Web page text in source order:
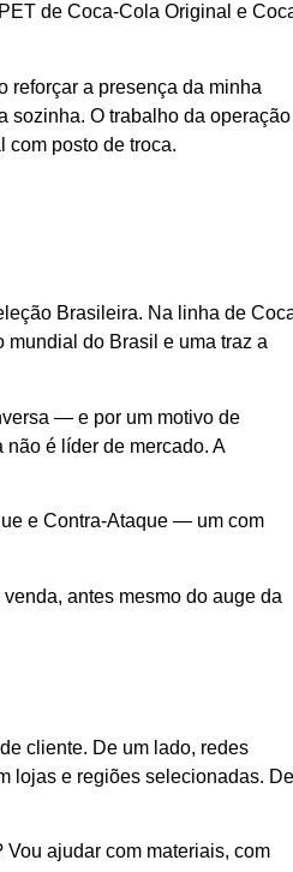
de Coca-Cola Original e
reforçar a presença da minha
sozinha. O trabalho da operação
com posto de troca.
Brasileira. Na linha de
do Brasil e uma traz a
— e por um motivo de
é líder de mercado. A
e Contra-Ataque — um com
antes mesmo do auge da
cliente. De um lado, redes
lojas e regiões selecionadas.
ajudar com materiais, com